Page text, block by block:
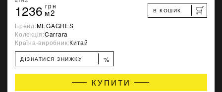
1236 грн
м2 В КОШИК
Бренд:MEGAGRES
Колекція:Carrara
Країна-виробник:Китай
ДІЗНАТИСЯ ЗНИЖКУ %
КУПИТИ